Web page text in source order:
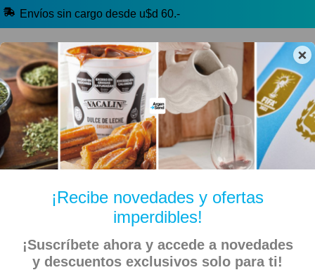
×
¡Recibe novedades y ofertas
imperdibles!
¡Suscríbete ahora y accede a novedades
y descuentos exclusivos solo para ti!
Envíos sin cargo desde u$d 60.-
🔥 Alfajores y Golosinas
🧉 Clásicos argentinos 🏷️ Todas las categorías
Inicio Indumentaria y Más
River Plate – Gorra Trucker River Escudo CARP